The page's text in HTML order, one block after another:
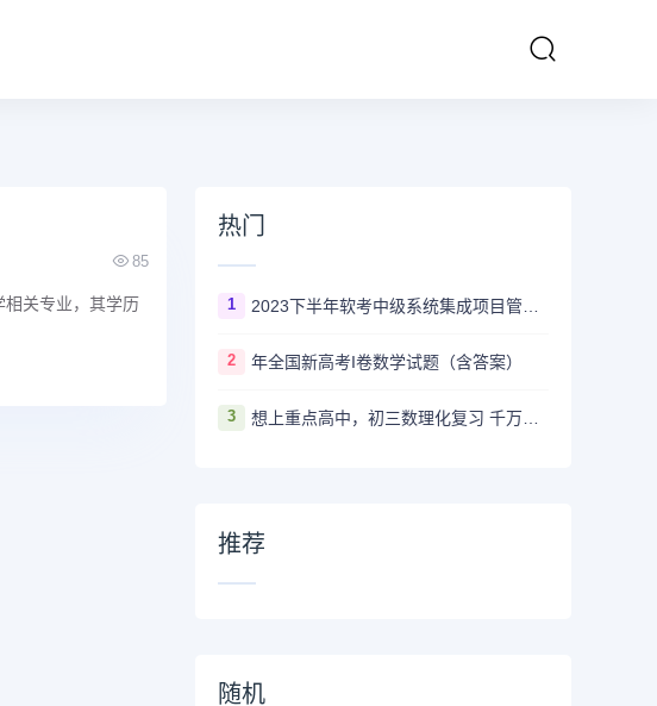
85
相关专业，其学历
热门
1 2023下半年软考中级系统集成项目管理工程师多长时间出成绩
2 年全国新高考I卷数学试题（含答案）
3 想上重点高中，初三数理化复习 千万不要盲目刷真题卷和模拟卷！
推荐
随机